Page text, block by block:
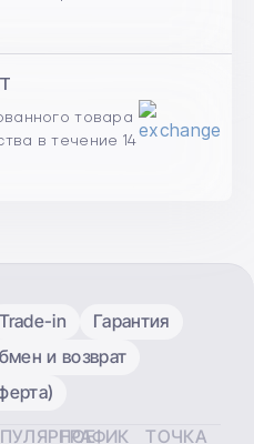
товара
в течение 14
Trade-in
Гарантия
и возврат
ГРАФИК
ТОЧКА